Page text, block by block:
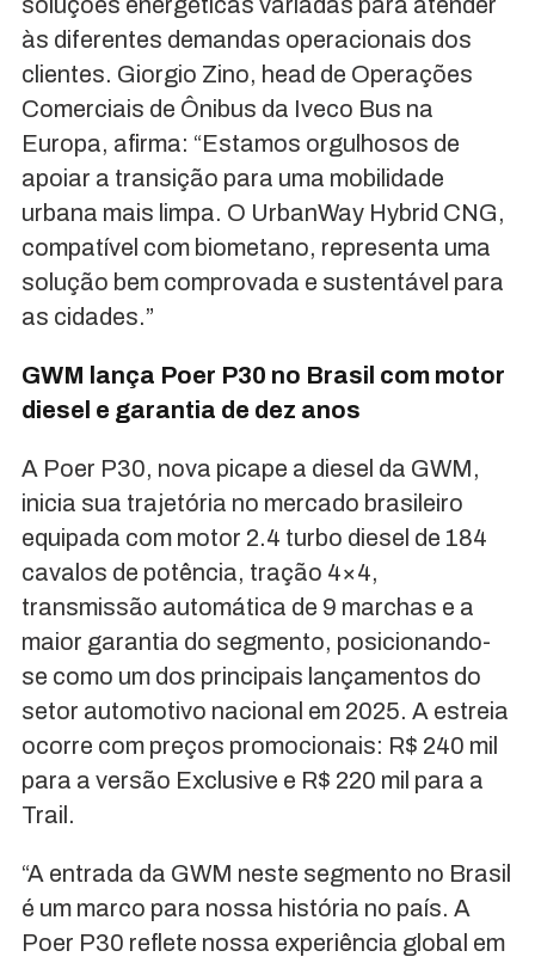
às diferentes demandas operacionais dos
clientes. Giorgio Zino, head de Operações
Comerciais de Ônibus da Iveco Bus na
Europa, afirma: “Estamos orgulhosos de
apoiar a transição para uma mobilidade
urbana mais limpa. O UrbanWay Hybrid CNG,
compatível com biometano, representa uma
solução bem comprovada e sustentável para
as cidades.”
GWM lança Poer P30 no Brasil com motor
diesel e garantia de dez anos
A Poer P30, nova picape a diesel da GWM,
inicia sua trajetória no mercado brasileiro
equipada com motor 2.4 turbo diesel de 184
cavalos de potência, tração 4×4,
transmissão automática de 9 marchas e a
maior garantia do segmento, posicionando-
se como um dos principais lançamentos do
setor automotivo nacional em 2025. A estreia
ocorre com preços promocionais: R$ 240 mil
para a versão Exclusive e R$ 220 mil para a
Trail.
“A entrada da GWM neste segmento no Brasil
é um marco para nossa história no país. A
Poer P30 reflete nossa experiência global em